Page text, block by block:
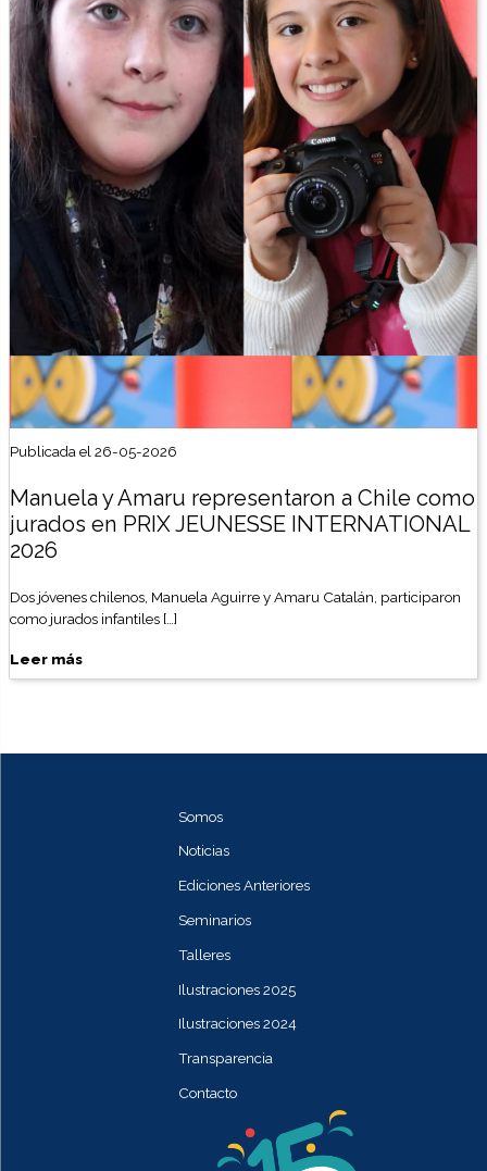
Publicada el 26-05-2026
Manuela y Amaru representaron a Chile como
jurados en PRIX JEUNESSE INTERNATIONAL
2026
Dos jóvenes chilenos, Manuela Aguirre y Amaru Catalán, participaron
como jurados infantiles […]
Leer más
Somos
Noticias
Ediciones Anteriores
Seminarios
Talleres
Ilustraciones 2025
Ilustraciones 2024
Transparencia
Contacto